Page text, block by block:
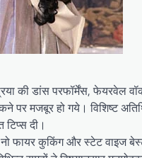
की डांस परफॉर्मेंस, फेयरवेल
पर मजबूर हो गये। विशिष्ट
टिप्स दी।
कुकिंग और स्टेट वाइज